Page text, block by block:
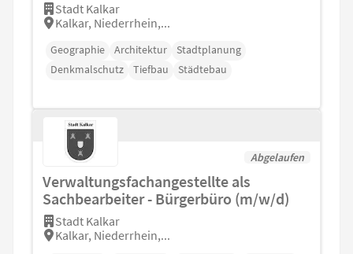
Stadt Kalkar
Kalkar, Niederrhein,...
Geographie Architektur
Stadtplanung
Denkmalschutz
Tiefbau Städtebau
Abgelaufen
Verwaltungsfachangestellte als
Sachbearbeiter - Bürgerbüro (m/w/d)
Stadt Kalkar
Kalkar, Niederrhein,...